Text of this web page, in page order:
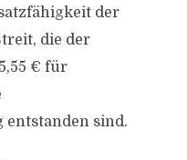
der
die der
€ für
sind.